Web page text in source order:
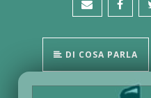
DI COSA PARLA